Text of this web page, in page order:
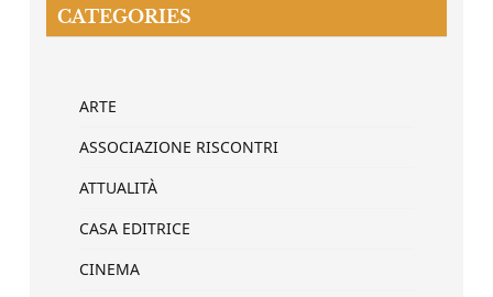
CATEGORIES
ARTE
ASSOCIAZIONE RISCONTRI
ATTUALITÀ
CASA EDITRICE
CINEMA